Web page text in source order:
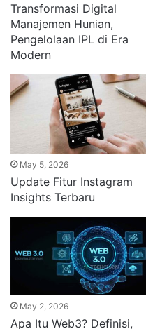
Transformasi Digital
Manajemen Hunian,
Pengelolaan IPL di Era
Modern
May 5, 2026
Update Fitur Instagram
Insights Terbaru
May 2, 2026
Apa Itu Web3? Definisi,